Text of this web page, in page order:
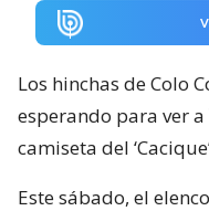
Los hinchas de Colo
esperando para ver a
camiseta del
Este sábado, el